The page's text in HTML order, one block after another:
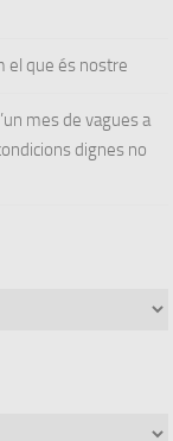
el que és nostre
mes de vagues a
dignes no